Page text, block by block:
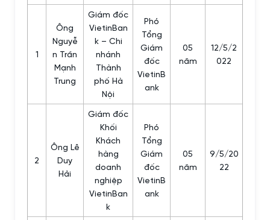
1
Ông
Nguyễ
n Trần
Mạnh
Trung
Giám đốc
VietinBan
k – Chi
nhánh
Thành
phố Hà
Nội
Phó
Tổng
Giám
đốc
VietinB
ank
05
năm
12/5/2
022
2
Ông Lê
Duy
Hải
Giám đốc
Khối
Khách
hàng
doanh
nghiệp
VietinBan
k
Phó
Tổng
Giám
đốc
VietinB
ank
05
năm
9/5/20
22